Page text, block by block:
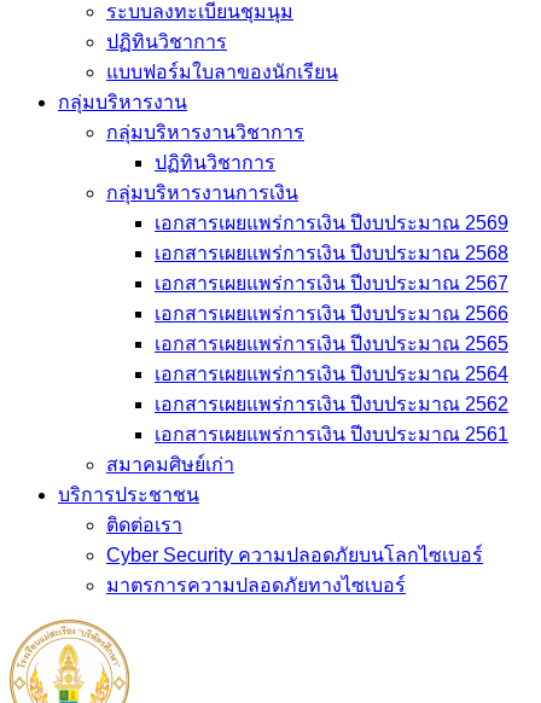
ระบบลงทะเบียนชุมนุม
ปฏิทินวิชาการ
แบบฟอร์มใบลาของนักเรียน
กลุ่มบริหารงาน
กลุ่มบริหารงานวิชาการ
ปฏิทินวิชาการ
กลุ่มบริหารงานการเงิน
เอกสารเผยแพร่การเงิน ปีงบประมาณ 2569
เอกสารเผยแพร่การเงิน ปีงบประมาณ 2568
เอกสารเผยแพร่การเงิน ปีงบประมาณ 2567
เอกสารเผยแพร่การเงิน ปีงบประมาณ 2566
เอกสารเผยแพร่การเงิน ปีงบประมาณ 2565
เอกสารเผยแพร่การเงิน ปีงบประมาณ 2564
เอกสารเผยแพร่การเงิน ปีงบประมาณ 2562
เอกสารเผยแพร่การเงิน ปีงบประมาณ 2561
สมาคมศิษย์เก่า
บริการประชาชน
ติดต่อเรา
Cyber Security ความปลอดภัยบนโลกไซเบอร์
มาตรการความปลอดภัยทางไซเบอร์